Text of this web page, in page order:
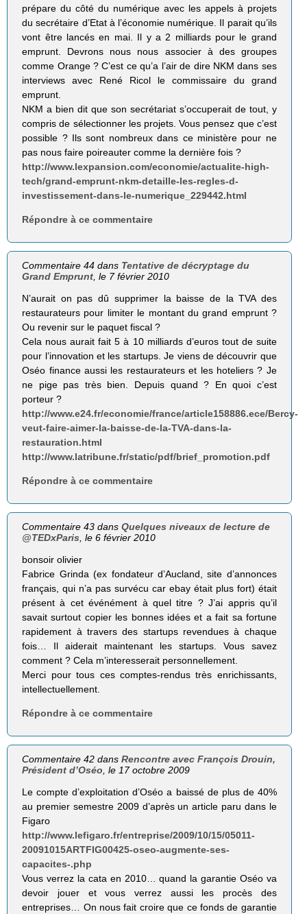
prépare du côté du numérique avec les appels à projets
du secrétaire d’Etat à l’économie numérique. Il parait qu’ils
vont être lancés en mai. Il y a 2 milliards pour le grand
emprunt. Devrons nous nous associer à des groupes
comme Orange ? C’est ce qu’a l’air de dire NKM dans ses
interviews avec René Ricol le commissaire du grand
emprunt.
NKM a bien dit que son secrétariat s’occuperait de tout, y
compris de sélectionner les projets. Vous pensez que c’est
possible ? Ils sont nombreux dans ce ministère pour ne
pas nous faire poireauter comme la dernière fois ?
http://www.lexpansion.com/economie/actualite-high-
tech/grand-emprunt-nkm-detaille-les-regles-d-
investissement-dans-le-numerique_229442.html
Répondre à ce commentaire
Commentaire 44 dans Tentative de décryptage du
Grand Emprunt , le 7 février 2010
N’aurait on pas dû supprimer la baisse de la TVA des
restaurateurs pour limiter le montant du grand emprunt ?
Ou revenir sur le paquet fiscal ?
Cela nous aurait fait 5 à 10 milliards d’euros tout de suite
pour l’innovation et les startups. Je viens de découvrir que
Oséo finance aussi les restaurateurs et les hoteliers ? Je
ne pige pas très bien. Depuis quand ? En quoi c’est
porteur ?
http://www.e24.fr/economie/france/article158886.ece/Bercy-
veut-faire-aimer-la-baisse-de-la-TVA-dans-la-
restauration.html
http://www.latribune.fr/static/pdf/brief_promotion.pdf
Répondre à ce commentaire
Commentaire 43 dansQuelques niveaux de lecture de
@TEDxParis , le 6 février 2010
bonsoir olivier
Fabrice Grinda (ex fondateur d’Aucland, site d’annonces
français, qui n’a pas survécu car ebay était plus fort) était
présent à cet événément à quel titre ? J’ai appris qu’il
savait surtout copier les bonnes idées et a fait sa fortune
rapidement à travers des startups revendues à chaque
fois… Il aiderait maintenant les startups. Vous savez
comment ? Cela m’interesserait personnellement.
Merci pour tous ces comptes-rendus très enrichissants,
intellectuellement.
Répondre à ce commentaire
Commentaire 42 dansRencontre avec François Drouin,
Président d’Oséo , le 17 octobre 2009
Le compte d’exploitation d’Oséo a baissé de plus de 40%
au premier semestre 2009 d’après un article paru dans le
Figaro
http://www.lefigaro.fr/entreprise/2009/10/15/05011-
20091015ARTFIG00425-oseo-augmente-ses-
capacites-.php
Vous verrez la cata en 2010… quand la garantie Oséo va
devoir jouer et vous verrez aussi les procès des
entreprises… On nous fait croire que ce fonds de garantie